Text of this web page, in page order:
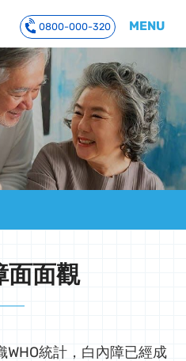
0800-000-320 MENU
面面觀
統計，白內障已經成